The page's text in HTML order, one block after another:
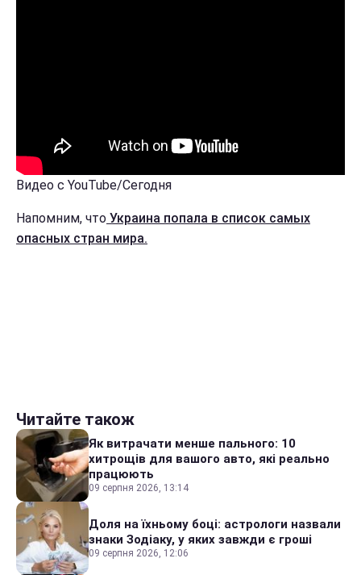
Видео с YouTube/Сегодня
Напомним, что Украина попала в список самых
опасных стран мира.
Читайте також
Як витрачати менше пального: 10
хитрощів для вашого авто, які реально
працюють
09 серпня 2026, 13:14
Доля на їхньому боці: астрологи назвали
знаки Зодіаку, у яких завжди є гроші
09 серпня 2026, 12:06